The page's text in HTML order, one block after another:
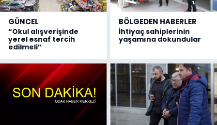
GÜNCEL
“Okul alışverişinde
yerel esnaf tercih
edilmeli”
BÖLGEDEN HABERLER
İhtiyaç sahiplerinin
yaşamına dokundular